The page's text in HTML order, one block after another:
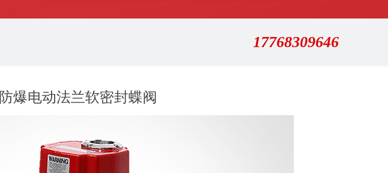
17768309646
防爆电动法兰软密封蝶阀